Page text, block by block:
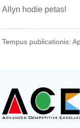
Allyn hodie petas!
Tempus publicationis: